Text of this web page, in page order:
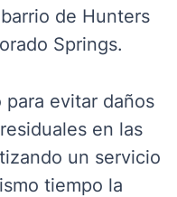
de Hunters
Springs.
para evitar daños
en las
un servicio
tiempo la